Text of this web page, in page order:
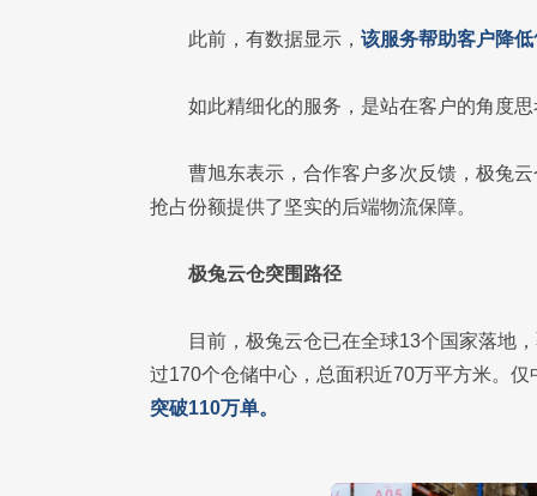
此前，有数据显示， 该服务帮助客户降
如此精细化的服务，是站在客户的角度
曹旭东表示，合作客户多次反馈，极兔
抢占份额提供了坚实的后端物流保障。
极兔云仓突围路径
目前，极兔云仓已在全球13个国家落地
过170个仓储中心，总面积近70万平方米。
突破110万单。